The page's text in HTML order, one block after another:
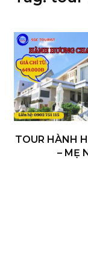
TOUR HÀNH
– MẸ